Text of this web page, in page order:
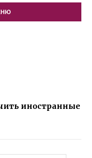
иностранные